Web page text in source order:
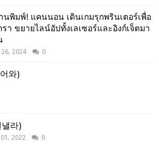
นพิมพ์! แคนนอน เดินเกมรุกพรินเตอร์เพื่อ
รา ขยายไลน์อัปทั้งเลเซอร์และอิงก์เจ็ตมา
2024 0
와)
낼라)
2022 0